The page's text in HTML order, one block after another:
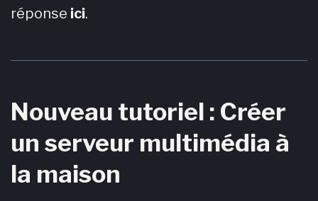
réponse ici.
Nouveau tutoriel : Créer
un serveur multimédia à
la maison